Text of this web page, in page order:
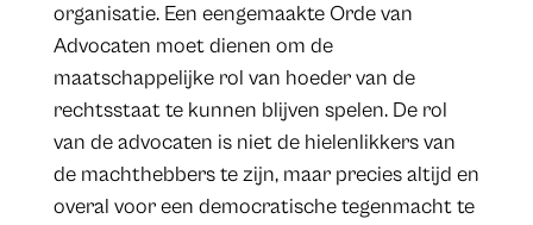
organisatie. Een eengemaakte Orde van
Advocaten moet dienen om de
maatschappelijke rol van hoeder van de
rechtsstaat te kunnen blijven spelen. De rol
van de advocaten is niet de hielenlikkers van
de machthebbers te zijn, maar precies altijd en
overal voor een democratische tegenmacht te